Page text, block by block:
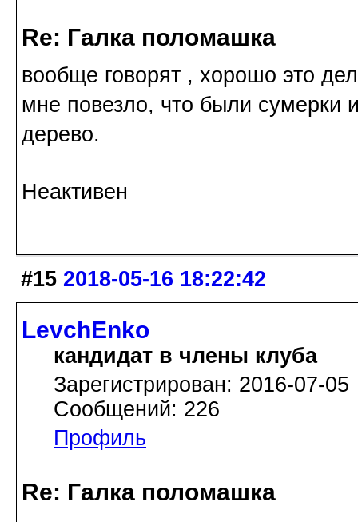
Re: Галка поломашка
вообще говорят , хорошо это
мне повезло, что были сумерки
дерево.
Неактивен
#15 2018-05-16 18:22:42
LevchEnko
кандидат в члены клуба
Зарегистрирован: 2016-07-05
Сообщений: 226
Профиль
Re: Галка поломашка